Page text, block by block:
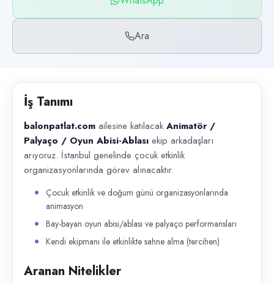
WhatsApp, Telefon
İlan açıklaması
Ara
İş Tanımı
balonpatlat.com ailesine katılacak Animatör /
Palyaço / Oyun Abisi-Ablası ekip arkadaşları
arıyoruz. İstanbul genelinde çocuk etkinlik
organizasyonlarında görev alınacaktır.
Çocuk etkinlik ve doğum günü organizasyonlarında
animasyon
Bay-bayan oyun abisi/ablası ve palyaço performansları
Kendi ekipmanı ile etkinlikte sahne alma (tercihen)
Aranan Nitelikler